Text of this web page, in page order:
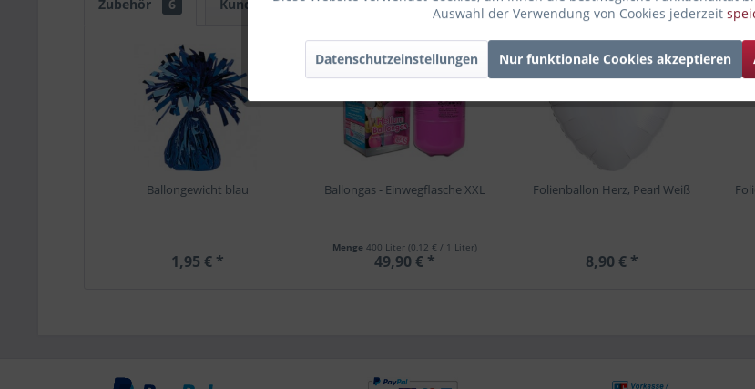
Zubehör 6 Kunden kauften auch Kunden haben sich ebenfalls angesehen
Ballongewicht blau
1,95 € *
Ballongas - Einwegflasche XXL
Menge 400 Liter (0,12 € / 1 Liter)
49,90 € *
Folienballon Herz, Pearl Weiß
8,90 € *
Auswahl der Verwendung von Cookies jederzeit
Datenschutzeinstellungen Nur funktionale Cookies akzeptieren